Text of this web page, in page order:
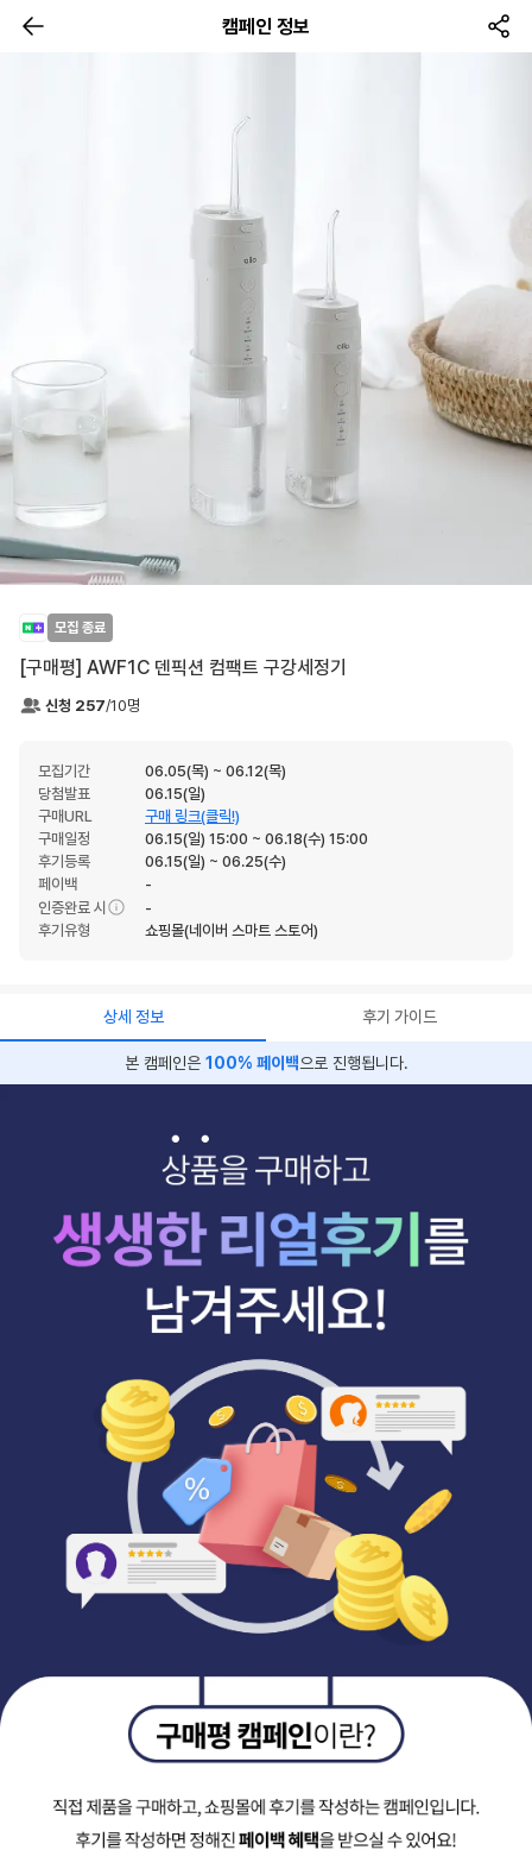
캠페인 정보
모집 종료
[구매평] AWF1C 덴픽션 컴팩트 구강세정기
신청 257/10명
모집기간
06.05(목) ~ 06.12(목)
당첨발표
06.15(일)
구매URL
구매 링크(클릭!)
구매일정
06.15(일) 15:00 ~ 06.18(수) 15:00
후기등록
06.15(일) ~ 06.25(수)
페이백
-
인증완료 시
-
후기유형
쇼핑몰(네이버 스마트 스토어)
상세 정보 후기 가이드
본 캠페인은 100% 페이백으로 진행됩니다.